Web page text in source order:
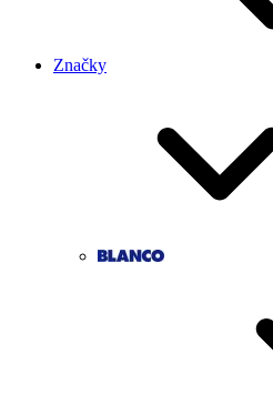
Značky